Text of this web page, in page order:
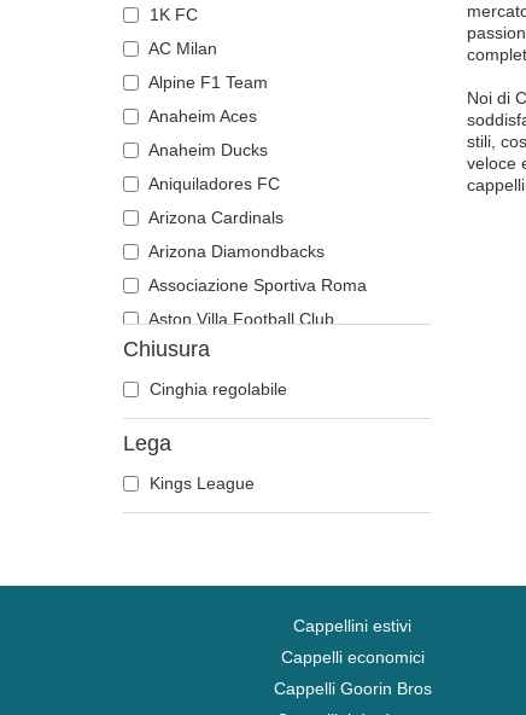
1K FC
AC Milan
Alpine F1 Team
Anaheim Aces
Anaheim Ducks
Aniquiladores FC
Arizona Cardinals
Arizona Diamondbacks
Associazione Sportiva Roma
Aston Villa Football Club
Atlanta Braves
Atlanta Falcons
Atlanta Hawks
Boston Bruins
Boston Celtics
Carolina Panthers
Chelsea Football Club
Chiusura
Cinghia regolabile
Lega
Kings League
Noi di
stili,
veloce
Cappellini estivi
Cappelli economici
Cappelli Goorin Bros